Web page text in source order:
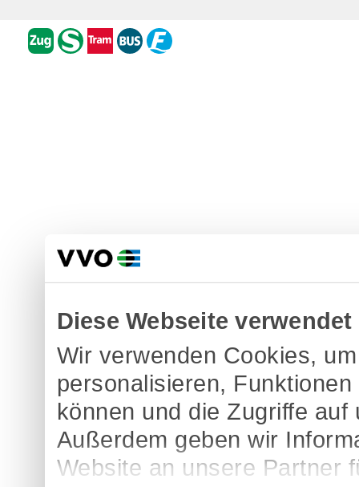
Diese Webseite
Wir verwenden Cookies,
personalisieren,
können und die Zugriffe
Außerdem geben wir
Website an unsere Partner